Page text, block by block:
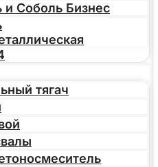
и Соболь Бизнес
тягач